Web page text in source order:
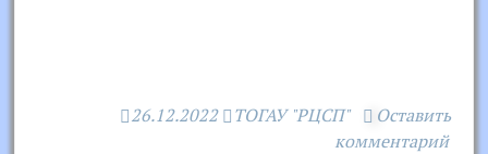
26.12.2022 ТОГАУ "РЦСП"
Оставить
комментарий